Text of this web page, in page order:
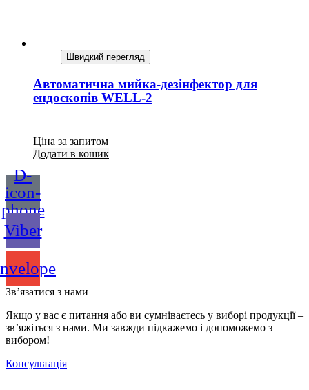
Швидкий перегляд
Автоматична мийка-дезінфектор для
ендоскопів WELL-2
Ціна за запитом
Додати в кошик
D-
icon-
phone
Viber
Зв’язатися з нами
Якщо у вас є питання або ви сумніваєтесь у виборі продукції –
зв’яжіться з нами. Ми завжди підкажемо і допоможемо з
вибором!
Консультація